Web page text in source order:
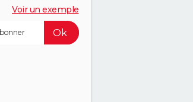
Voir un exemple